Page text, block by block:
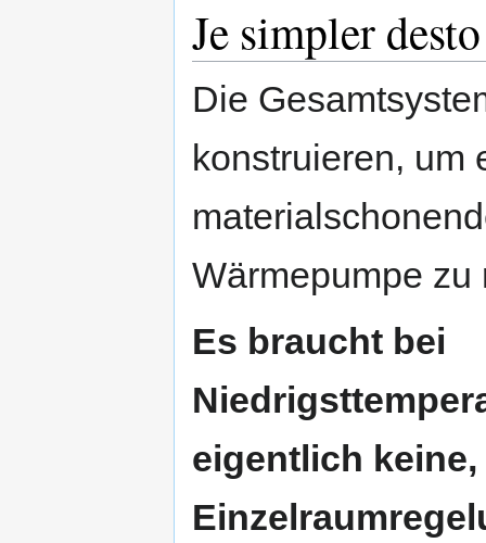
Je simpler
Die
konstruieren, um
Wärmepumpe zu
Es braucht bei
eigentlich